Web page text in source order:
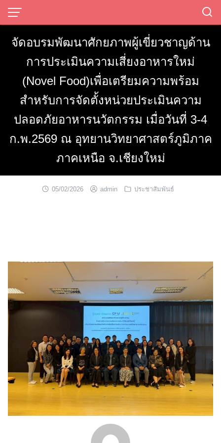
Search
for:
จัดอบรมพัฒนาศักยภาพผู้เขี่ยวชาญด้าน
การประเมินความเสี่ยงอาหารใหม่
(Novel Food)​เพื่อเตรียมความพร้อม
สำหรับการจัดตั้งหน่วยประเมินความ
ปลอดภัยอาหารนวัตกรรม เมื่อวันที่ 3-4
ก.พ.2569 ณ อุทยานวิทยาศาสตร์ภูมิภาค
ภาคเหนือ จ.เชียงใหม่
05/02/2026 admin ประชาสัมพันธ์